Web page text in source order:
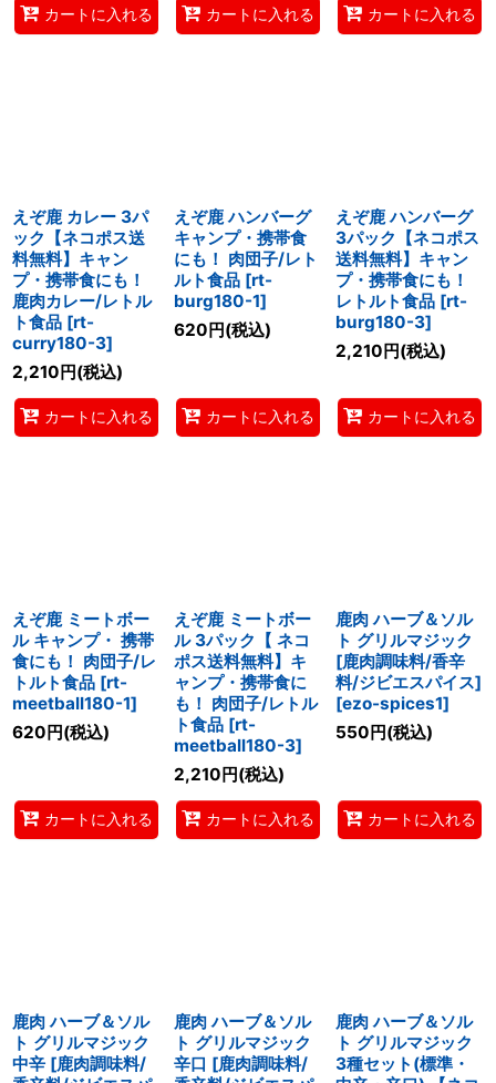
カートに入れる カートに入れる カートに入れる
えぞ鹿 カレー 3パ
ック【ネコポス送
料無料】キャン
プ・携帯食にも！
鹿肉カレー/レトル
ト食品 [rt-
curry180-3]
2,210円(税込)
カートに入れる
えぞ鹿 ハンバーグ
キャンプ・携帯食
にも！ 肉団子/レト
ルト食品 [rt-
burg180-1]
620円(税込)
カートに入れる
えぞ鹿 ハンバーグ
3パック【ネコポス
送料無料】キャン
プ・携帯食にも！
レトルト食品 [rt-
burg180-3]
2,210円(税込)
カートに入れる
えぞ鹿 ミートボー
ル キャンプ・ 携帯
食にも！ 肉団子/レ
トルト食品 [rt-
meetball180-1]
620円(税込)
カートに入れる
えぞ鹿 ミートボー
ル 3パック【 ネコ
ポス送料無料】キ
ャンプ・携帯食に
も！ 肉団子/レトル
ト食品 [rt-
meetball180-3]
2,210円(税込)
カートに入れる
鹿肉 ハーブ＆ソル
ト グリルマジック
[鹿肉調味料/香辛
料/ジビエスパイス]
[ezo-spices1]
550円(税込)
カートに入れる
鹿肉 ハーブ＆ソル
ト グリルマジック
中辛 [鹿肉調味料/
鹿肉 ハーブ＆ソル
ト グリルマジック
辛口 [鹿肉調味料/
鹿肉 ハーブ＆ソル
ト グリルマジック
3種セット(標準・